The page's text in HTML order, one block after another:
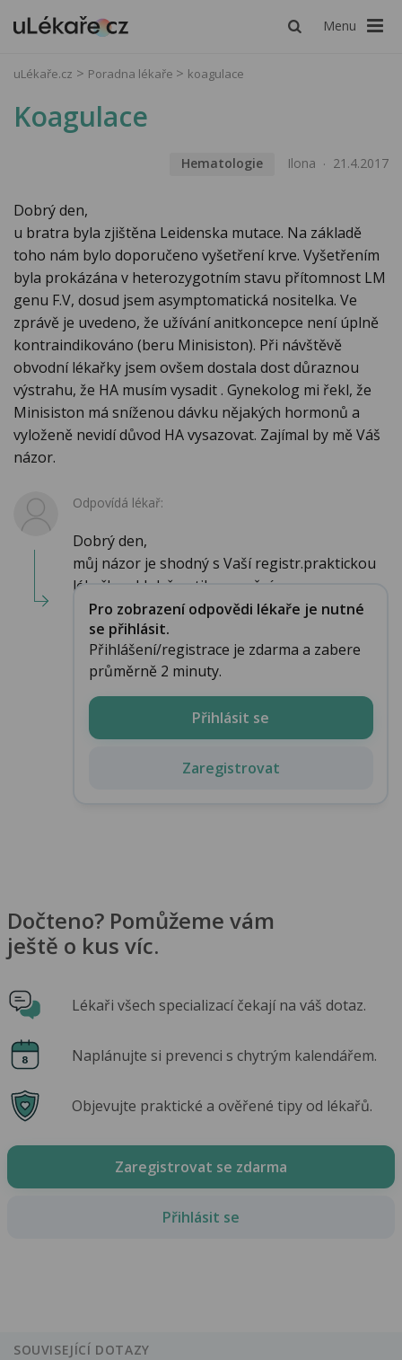
Menu
uLékaře.cz Poradna lékaře koagulace
Koagulace
Hematologie Ilona 21.4.2017
Dobrý den,
u bratra byla zjištěna Leidenska mutace. Na základě
toho nám bylo doporučeno vyšetření krve. Vyšetřením
byla prokázána v heterozygotním stavu přítomnost LM
genu F.V, dosud jsem asymptomatická nositelka. Ve
zprávě je uvedeno, že užívání anitkoncepce není úplně
kontraindikováno (beru Minisiston). Při návštěvě
obvodní lékařky jsem ovšem dostala dost důraznou
výstrahu, že HA musím vysadit . Gynekolog mi řekl, že
Minisiston má sníženou dávku nějakých hormonů a
vyloženě nevidí důvod HA vysazovat. Zajímal by mě Váš
názor.
Odpovídá lékař:
Dobrý den,
můj názor je shodný s Vaší registr.praktickou
lékařkou.I když antikoncepční ...
Pro zobrazení odpovědi lékaře je nutné
se přihlásit.
Přihlášení/registrace je zdarma a zabere
průměrně 2 minuty.
Přihlásit se
Zaregistrovat
Dočteno? Pomůžeme vám
ještě o kus víc.
Lékaři všech specializací čekají na váš dotaz.
Naplánujte si prevenci s chytrým kalendářem.
Objevujte praktické a ověřené tipy od lékařů.
Zaregistrovat se zdarma
Přihlásit se
SOUVISEJÍCÍ DOTAZY